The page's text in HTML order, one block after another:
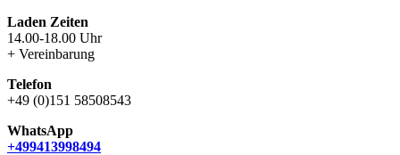
Laden Zeiten
14.00-18.00 Uhr
+ Vereinbarung
Telefon
+49 (0)151 58508543
WhatsApp
+499413998494